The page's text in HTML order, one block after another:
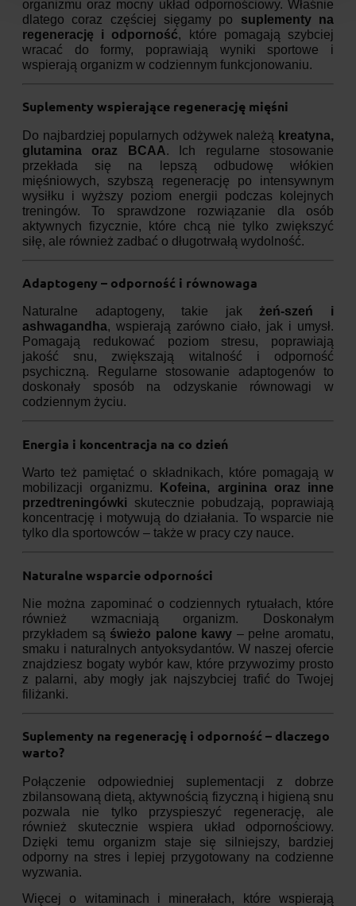
organizmu oraz mocny układ odpornościowy. Właśnie
dlatego coraz częściej sięgamy po suplementy na
regenerację i odporność, które pomagają szybciej
wracać do formy, poprawiają wyniki sportowe i
wspierają organizm w codziennym funkcjonowaniu.
Suplementy wspierające regenerację mięśni
Do najbardziej popularnych odżywek należą kreatyna,
glutamina oraz BCAA. Ich regularne stosowanie
przekłada się na lepszą odbudowę włókien
mięśniowych, szybszą regenerację po intensywnym
wysiłku i wyższy poziom energii podczas kolejnych
treningów. To sprawdzone rozwiązanie dla osób
aktywnych fizycznie, które chcą nie tylko zwiększyć
siłę, ale również zadbać o długotrwałą wydolność.
Adaptogeny – odporność i równowaga
Naturalne adaptogeny, takie jak żeń-szeń i
ashwagandha, wspierają zarówno ciało, jak i umysł.
Pomagają redukować poziom stresu, poprawiają
jakość snu, zwiększają witalność i odporność
psychiczną. Regularne stosowanie adaptogenów to
doskonały sposób na odzyskanie równowagi w
codziennym życiu.
Energia i koncentracja na co dzień
Warto też pamiętać o składnikach, które pomagają w
mobilizacji organizmu.
Kofeina, arginina oraz inne
przedtreningówki skutecznie pobudzają, poprawiają
koncentrację i motywują do działania. To wsparcie nie
tylko dla sportowców – także w pracy czy nauce.
Naturalne wsparcie odporności
Nie można zapominać o codziennych rytuałach, które
również wzmacniają organizm. Doskonałym
przykładem są świeżo palone kawy – pełne aromatu,
smaku i naturalnych antyoksydantów. W naszej ofercie
znajdziesz bogaty wybór kaw, które przywozimy prosto
z palarni, aby mogły jak najszybciej trafić do Twojej
filiżanki.
Suplementy na regenerację i odporność – dlaczego
warto?
Połączenie odpowiedniej suplementacji z dobrze
zbilansowaną dietą, aktywnością fizyczną i higieną snu
pozwala nie tylko przyspieszyć regenerację, ale
również skutecznie wspiera układ odpornościowy.
Dzięki temu organizm staje się silniejszy, bardziej
odporny na stres i lepiej przygotowany na codzienne
wyzwania.
Więcej o witaminach i minerałach, które wspierają